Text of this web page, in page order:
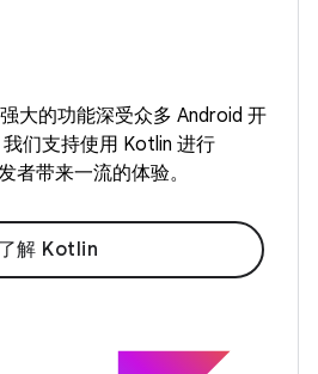
大的功能深受众多 Android 开
们支持使用 Kotlin 进行
者带来一流的体验。
了解 Kotlin